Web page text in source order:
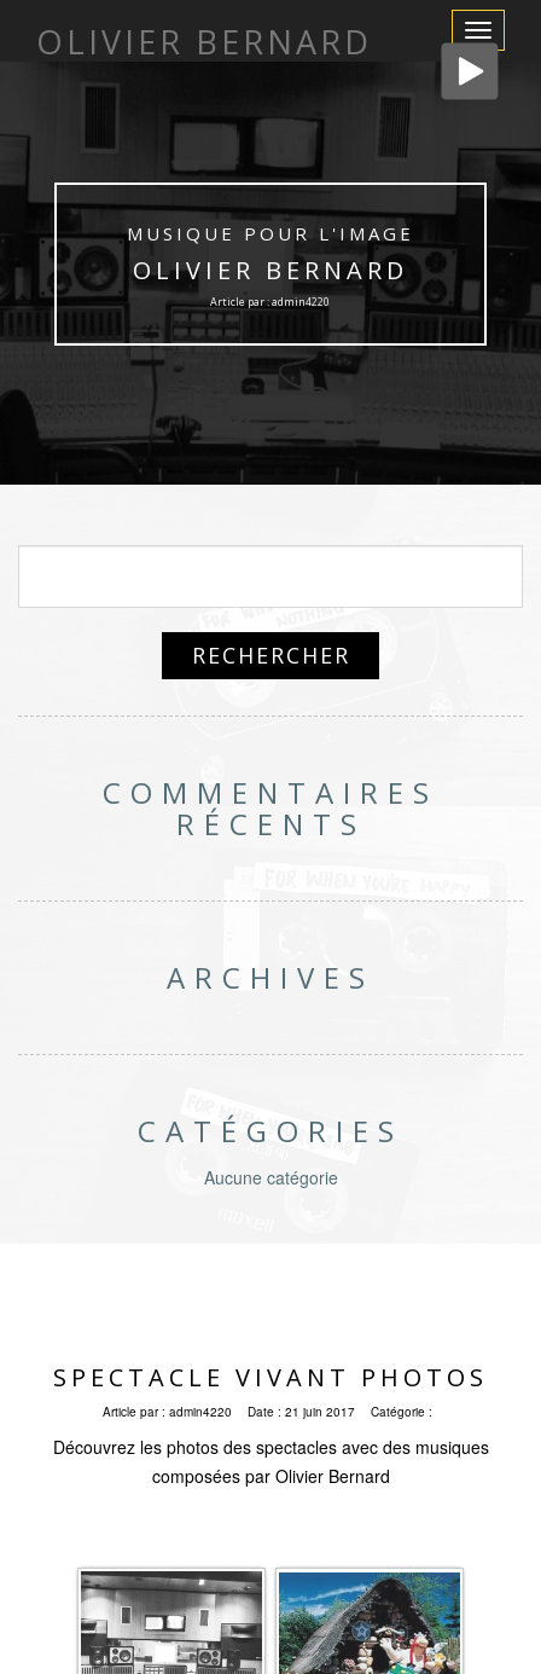
Afficher/
la
navigation
OLIVIER BERNARD
MUSIQUE POUR L'IMAGE
OLIVIER BERNARD
Article par : admin4220
COMMENTAIRES
RÉCENTS
ARCHIVES
CATÉGORIES
Aucune catégorie
SPECTACLE VIVANT PHOTOS
Article par : admin4220 Date : 21 juin 2017 Catégorie :
Découvrez les photos des spectacles avec des musiques
composées par Olivier Bernard